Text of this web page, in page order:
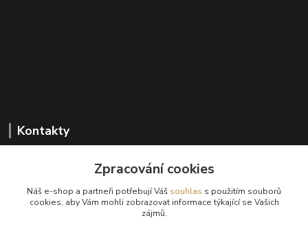
Kontakty
+420 602 647 136
(Po-Pá, 9-18 hod.)
Zpracování cookies
Náš e-shop a partneři potřebují Váš souhlas s použitím souborů
cookies, aby Vám mohli zobrazovat informace týkající se Vašich
zájmů.